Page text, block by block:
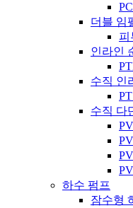
더블 임
피
인라인
수직 인
수직 다
하수 펌프
잠수형